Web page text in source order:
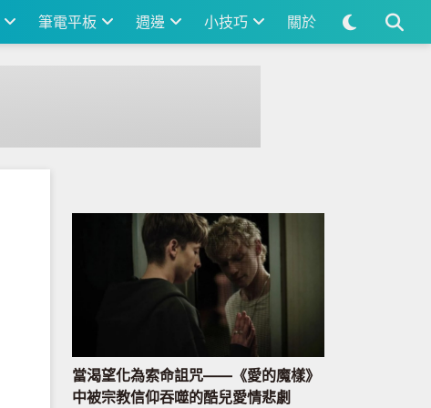
筆電平板 週邊 小技巧 關於
當渴望化為索命詛咒——《愛的魔樣》
中被宗教信仰吞噬的酷兒愛情悲劇